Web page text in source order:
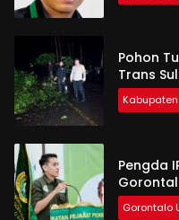
Pohon
Trans
Pengda
Gorontalo